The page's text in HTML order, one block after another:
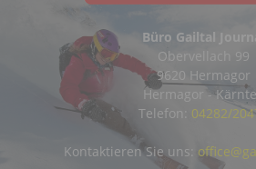
Büro Gailtal Journal
Obervellach 99
9620 Hermagor
Hermagor -
Telefon: 04282/
Kontaktieren Sie uns: